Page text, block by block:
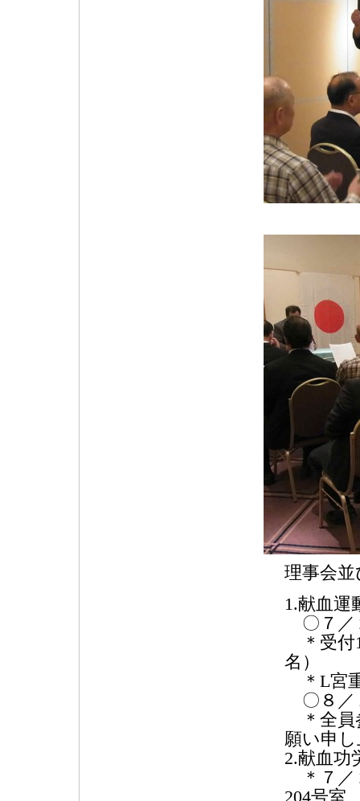
理事会
1.献血運
〇７／
＊受付
名）
＊L宮
〇８／
＊全員
願い申
2.献血功
＊７／
204号室